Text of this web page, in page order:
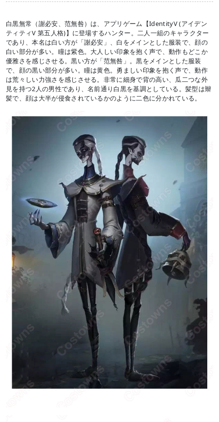
白黒無常（謝必安、范無咎）は、アプリゲーム【IdentityV (アイデン
ティティV 第五人格)】に登場するハンター。二人一組のキャラクター
であり、本名は白い方が「謝必安」、白をメインとした服装で、顔の
白い部分が多い。瞳は紫色。大人しい印象を抱く声で、動作もどこか
優雅さを感じさせる。黒い方が「范無咎」。黒をメインとした服装
で、顔の黒い部分が多い。瞳は黄色。勇ましい印象を抱く声で、動作
は荒々しい力強さを感じさせる。非常に細身で背の高い、瓜二つな外
見を持つ2人の男性であり、名前通り白黒を基調としている。髪型は辮
髪で、顔は大半が侵食されているかのように二色に分かれている。